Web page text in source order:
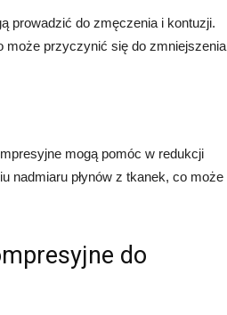
prowadzić do zmęczenia i kontuzji.
może przyczynić się do zmniejszenia
mogą pomóc w redukcji
nadmiaru płynów z tkanek, co może
do